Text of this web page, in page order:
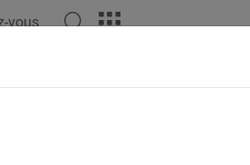
vous